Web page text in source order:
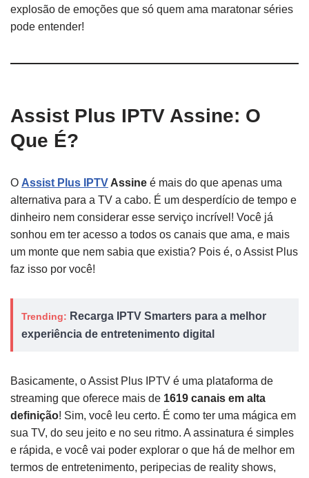
explosão de emoções que só quem ama maratonar séries
pode entender!
Assist Plus IPTV Assine: O
Que É?
O Assist Plus IPTV Assine é mais do que apenas uma
alternativa para a TV a cabo. É um desperdício de tempo e
dinheiro nem considerar esse serviço incrível! Você já
sonhou em ter acesso a todos os canais que ama, e mais
um monte que nem sabia que existia? Pois é, o Assist Plus
faz isso por você!
Trending: Recarga IPTV Smarters para a melhor
experiência de entretenimento digital
Basicamente, o Assist Plus IPTV é uma plataforma de
streaming que oferece mais de 1619 canais em alta
definição! Sim, você leu certo. É como ter uma mágica em
sua TV, do seu jeito e no seu ritmo. A assinatura é simples
e rápida, e você vai poder explorar o que há de melhor em
termos de entretenimento, peripecias de reality shows,